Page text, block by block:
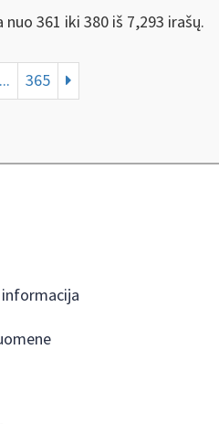
nuo 361 iki 380 iš 7,293 irašų.
... 365